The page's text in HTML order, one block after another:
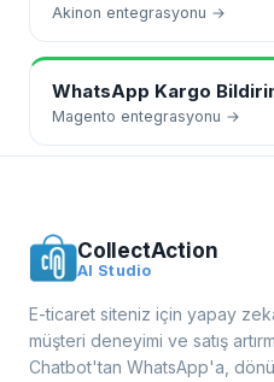
Akinon entegrasyonu →
WhatsApp Kargo
Magento entegrasyonu →
CollectAction
AI Studio
E-ticaret siteniz için yapay
müşteri deneyimi ve satış
Chatbot'tan WhatsApp'a,